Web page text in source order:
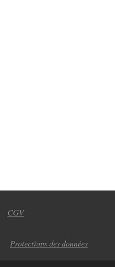
CGV
Protections des données